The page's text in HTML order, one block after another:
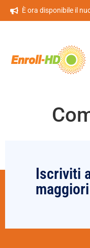
È ora disponibile il
Iscriviti